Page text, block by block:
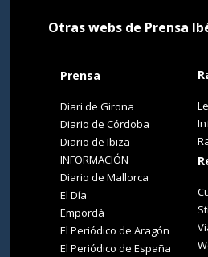
Otras webs de Prensa
Prensa
Diari de Girona
Diario de Córdoba
Diario de Ibiza
INFORMACIÓN
Diario de Mallorca
El Día
Empordà
El Periódico de Aragón
El Periódico de España